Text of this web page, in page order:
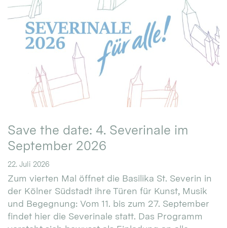
Save the date: 4. Severinale im
September 2026
22. Juli 2026
Zum vierten Mal öffnet die Basilika St. Severin in
der Kölner Südstadt ihre Türen für Kunst, Musik
und Begegnung: Vom 11. bis zum 27. September
findet hier die Severinale statt. Das Programm